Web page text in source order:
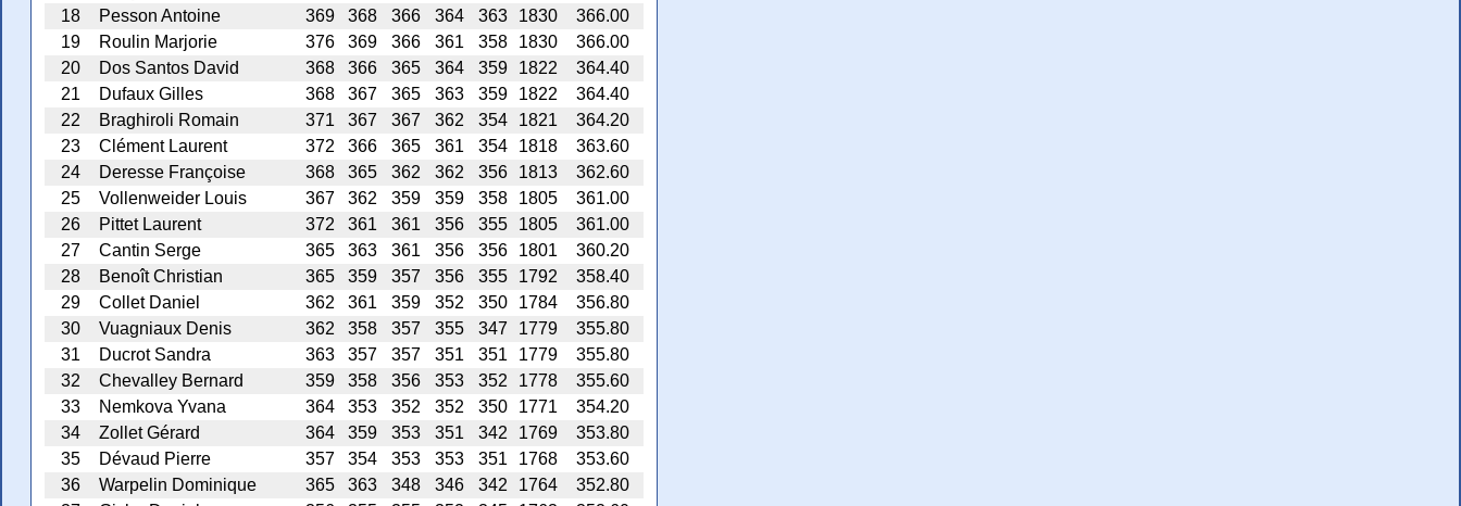
18
Pesson Antoine 369 368 366 364 363 1830
366.00
19
Roulin Marjorie 376 369 366 361 358 1830
366.00
20
Dos Santos David 368 366 365 364 359 1822
364.40
21
Dufaux Gilles 368 367 365 363 359 1822
364.40
22
Braghiroli Romain 371 367 367 362 354 1821
364.20
23
Clément Laurent 372 366 365 361 354 1818
363.60
24
Deresse Françoise 368 365 362 362 356 1813
362.60
25
Vollenweider Louis 367 362 359 359 358 1805
361.00
26
Pittet Laurent 372 361 361 356 355 1805
361.00
27
Cantin Serge 365 363 361 356 356 1801
360.20
28
Benoît Christian 365 359 357 356 355 1792
358.40
29
Collet Daniel 362 361 359 352 350 1784
356.80
30
Vuagniaux Denis 362 358 357 355 347 1779
355.80
31
Ducrot Sandra 363 357 357 351 351 1779
355.80
32
Chevalley Bernard 359 358 356 353 352 1778
355.60
33
Nemkova Yvana 364 353 352 352 350 1771
354.20
34
Zollet Gérard 364 359 353 351 342 1769
353.80
35
Dévaud Pierre 357 354 353 353 351 1768
353.60
36
Warpelin Dominique 365 363 348 346 342 1764
352.80